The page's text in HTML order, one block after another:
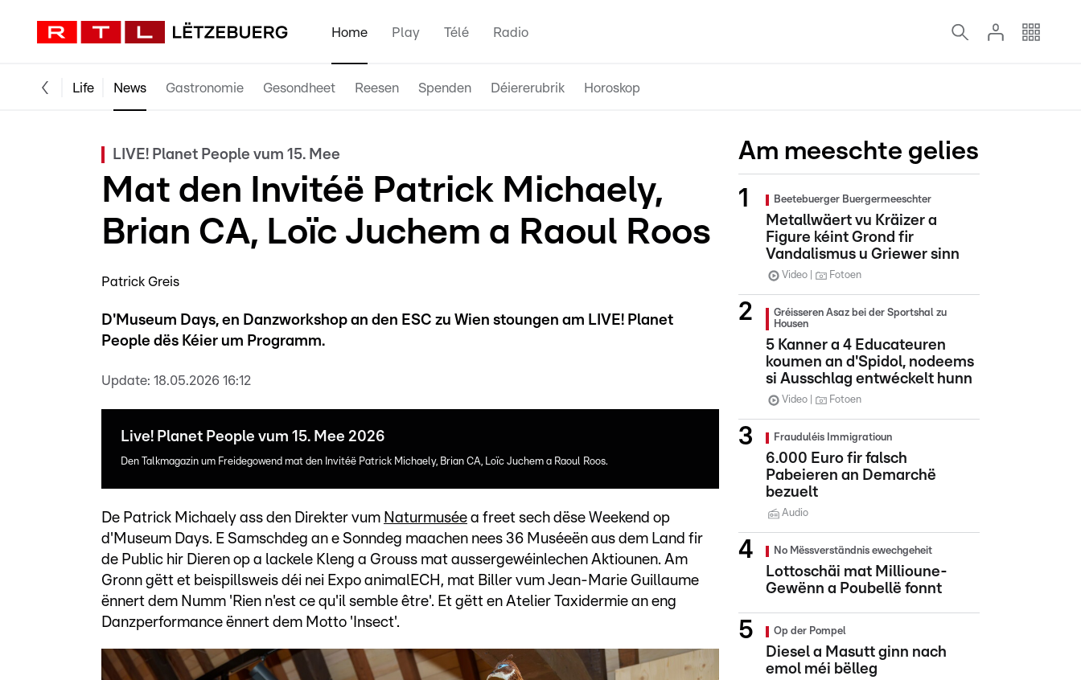
Home Play Télé Radio
Life News Gastronomie Gesondheet Reesen Spenden Déiererubrik Horoskop
LIVE! Planet People vum 15. Mee
Mat den Invitéë Patrick Michaely,
Brian CA, Loïc Juchem a Raoul Roos
Patrick Greis
D'Museum Days, en Danzworkshop an den ESC zu Wien stoungen am LIVE! Planet
People dës Kéier um Programm.
Update: 18.05.2026 16:12
Live! Planet People vum 15. Mee 2026
Den Talkmagazin um Freidegowend mat den Invitéë Patrick Michaely, Brian CA, Loïc Juchem a Raoul Roos.
De Patrick Michaely ass den Direkter vum Naturmusée a freet sech dëse Weekend op
d'Museum Days. E Samschdeg an e Sonndeg maachen nees 36 Muséeën aus dem Land fir
de Public hir Dieren op a lackele Kleng a Grouss mat aussergewéinlechen Aktiounen. Am
Gronn gëtt et beispillsweis déi nei Expo animalECH, mat Biller vum Jean-Marie Guillaume
ënnert dem Numm 'Rien n'est ce qu'il semble être'. Et gëtt en Atelier Taxidermie an eng
Danzperformance ënnert dem Motto 'Insect'.
Am meeschte gelies
Beetebuerger Buergermeeschter
Metallwäert vu Kräizer a
Figure kéint Grond fir
Vandalismus u Griewer sinn
Video Fotoen
Gréisseren Asaz bei der Sportshal zu
Housen
5 Kanner a 4 Educateuren
koumen an d'Spidol, nodeems
si Ausschlag entwéckelt hunn
Video Fotoen
Frauduléis Immigratioun
6.000 Euro fir falsch
Pabeieren an Demarchë
bezuelt
Audio
No Mëssverständnis ewechgeheit
Lottoschäi mat Millioune-
Gewënn a Poubellë fonnt
Op der Pompel
Diesel a Masutt ginn nach
emol méi bëlleg